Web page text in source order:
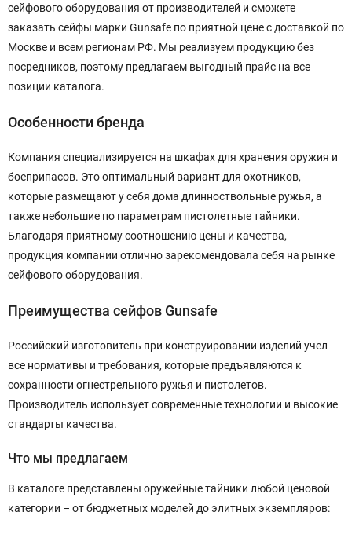
сейфового оборудования от производителей и сможете
заказать сейфы марки Gunsafe по приятной цене с доставкой по
Москве и всем регионам РФ. Мы реализуем продукцию без
посредников, поэтому предлагаем выгодный прайс на все
позиции каталога.
Особенности бренда
Компания специализируется на шкафах для хранения оружия и
боеприпасов. Это оптимальный вариант для охотников,
которые размещают у себя дома длинноствольные ружья, а
также небольшие по параметрам пистолетные тайники.
Благодаря приятному соотношению цены и качества,
продукция компании отлично зарекомендовала себя на рынке
сейфового оборудования.
Преимущества сейфов Gunsafe
Российский изготовитель при конструировании изделий учел
все нормативы и требования, которые предъявляются к
сохранности огнестрельного ружья и пистолетов.
Производитель использует современные технологии и высокие
стандарты качества.
Что мы предлагаем
В каталоге представлены оружейные тайники любой ценовой
категории – от бюджетных моделей до элитных экземпляров: